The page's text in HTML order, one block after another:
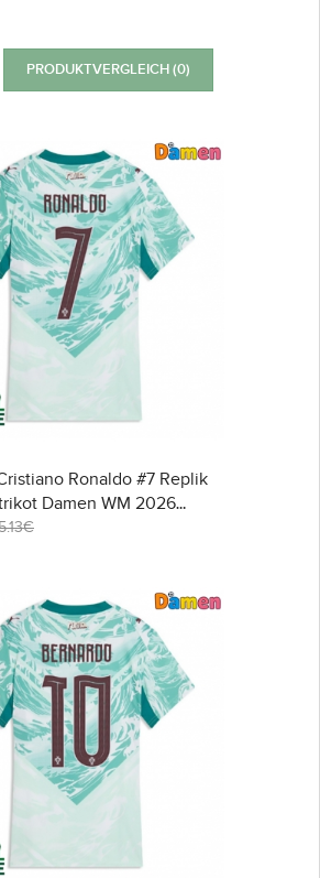
PRODUKTVERGLEICH (0)
Ronaldo #7 Replik
Damen WM 2026